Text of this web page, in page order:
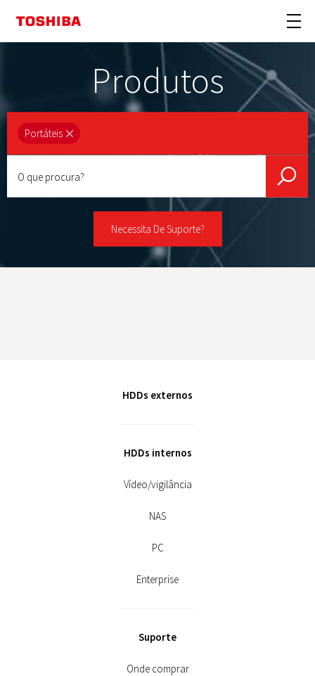
Produtos
Portáteis
O
que
procura?
Necessita De Suporte?
HDDs externos
HDDs internos
Vídeo/vigilância
NAS
PC
Enterprise
Suporte
Onde comprar